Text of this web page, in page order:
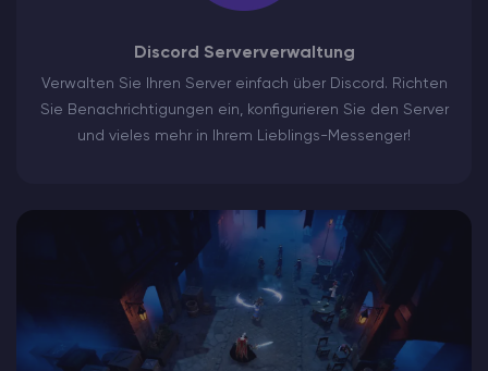
Discord Serververwaltung
Verwalten Sie Ihren Server einfach über Discord. Richten
Sie Benachrichtigungen ein, konfigurieren Sie den Server
und vieles mehr in Ihrem Lieblings-Messenger!